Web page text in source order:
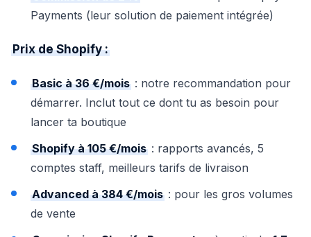
Payments (leur solution de paiement intégrée)
Prix de Shopify :
Basic à 36 €/mois : notre recommandation pour
démarrer. Inclut tout ce dont tu as besoin pour
lancer ta boutique
Shopify à 105 €/mois : rapports avancés, 5
comptes staff, meilleurs tarifs de livraison
Advanced à 384 €/mois : pour les gros volumes
de vente